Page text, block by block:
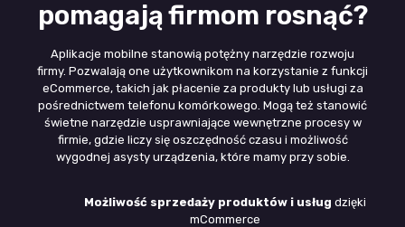
pomagają firmom rosnąć?
Aplikacje mobilne stanowią potężny narzędzie rozwoju
firmy. Pozwalają one użytkownikom na korzystanie z funkcji
eCommerce, takich jak płacenie za produkty lub usługi za
pośrednictwem telefonu komórkowego. Mogą też stanowić
świetne narzędzie usprawniające wewnętrzne procesy w
firmie, gdzie liczy się oszczędność czasu i możliwość
wygodnej asysty urządzenia, które mamy przy sobie.
Możliwość sprzedaży produktów i usług dzięki
mCommerce